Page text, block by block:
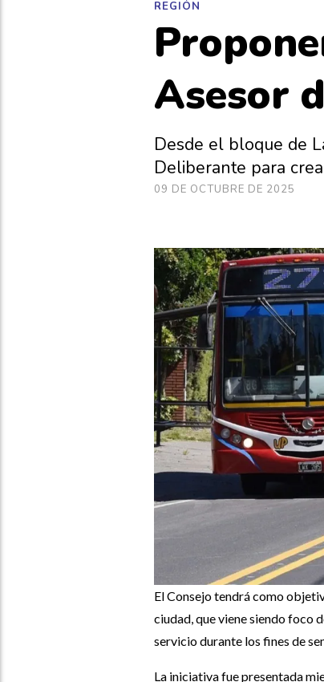
Asesor
Desde el bloque de
Deliberante para
REGIÓN
09 DE OCTUBRE DE 2025
El Consejo tendrá como
ciudad, que viene siendo foco
servicio durante los fines de
La iniciativa fue presentada